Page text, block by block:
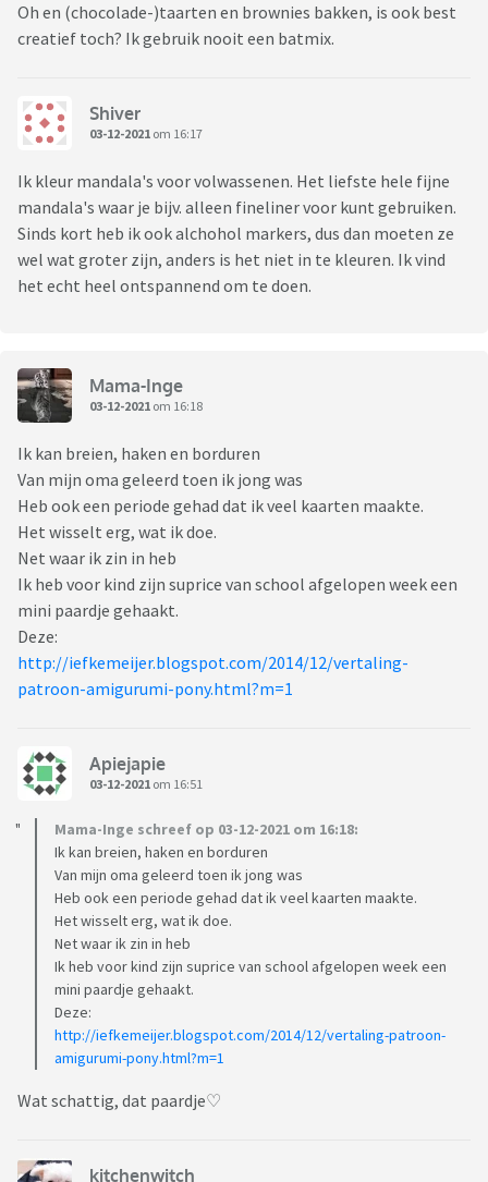
Oh en (chocolade-)taarten en brownies bakken, is ook best
creatief toch? Ik gebruik nooit een batmix.
Shiver
03-12-2021 om 16:17
Ik kleur mandala's voor volwassenen. Het liefste hele fijne
mandala's waar je bijv. alleen fineliner voor kunt gebruiken.
Sinds kort heb ik ook alchohol markers, dus dan moeten ze
wel wat groter zijn, anders is het niet in te kleuren. Ik vind
het echt heel ontspannend om te doen.
Mama-Inge
03-12-2021 om 16:18
Ik kan breien, haken en borduren
Van mijn oma geleerd toen ik jong was
Heb ook een periode gehad dat ik veel kaarten maakte.
Het wisselt erg, wat ik doe.
Net waar ik zin in heb
Ik heb voor kind zijn suprice van school afgelopen week een
mini paardje gehaakt.
Deze:
http://iefkemeijer.blogspot.com/2014/12/vertaling-
patroon-amigurumi-pony.html?m=1
Apiejapie
03-12-2021 om 16:51
Mama-Inge schreef op 03-12-2021 om 16:18:
Ik kan breien, haken en borduren
Van mijn oma geleerd toen ik jong was
Heb ook een periode gehad dat ik veel kaarten maakte.
Het wisselt erg, wat ik doe.
Net waar ik zin in heb
Ik heb voor kind zijn suprice van school afgelopen week een
mini paardje gehaakt.
Deze:
http://iefkemeijer.blogspot.com/2014/12/vertaling-patroon-
amigurumi-pony.html?m=1
Wat schattig, dat paardje♡
kitchenwitch